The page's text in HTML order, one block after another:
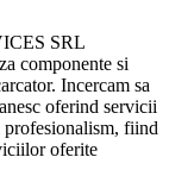
SRL
componente si
Incercam sa
oferind servicii
profesionalism, fiind
oferite